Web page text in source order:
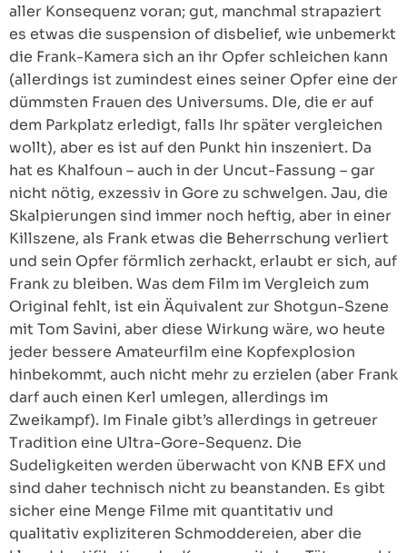
aller Konsequenz voran; gut, manchmal strapaziert
es etwas die suspension of disbelief, wie unbemerkt
die Frank-Kamera sich an ihr Opfer schleichen kann
(allerdings ist zumindest eines seiner Opfer eine der
dümmsten Frauen des Universums. DIe, die er auf
dem Parkplatz erledigt, falls Ihr später vergleichen
wollt), aber es ist auf den Punkt hin inszeniert. Da
hat es Khalfoun – auch in der Uncut-Fassung – gar
nicht nötig, exzessiv in Gore zu schwelgen. Jau, die
Skalpierungen sind immer noch heftig, aber in einer
Killszene, als Frank etwas die Beherrschung verliert
und sein Opfer förmlich zerhackt, erlaubt er sich, auf
Frank zu bleiben. Was dem Film im Vergleich zum
Original fehlt, ist ein Äquivalent zur Shotgun-Szene
mit Tom Savini, aber diese Wirkung wäre, wo heute
jeder bessere Amateurfilm eine Kopfexplosion
hinbekommt, auch nicht mehr zu erzielen (aber Frank
darf auch einen Kerl umlegen, allerdings im
Zweikampf). Im Finale gibt’s allerdings in getreuer
Tradition eine Ultra-Gore-Sequenz. Die
Sudeligkeiten werden überwacht von KNB EFX und
sind daher technisch nicht zu beanstanden. Es gibt
sicher eine Menge Filme mit quantitativ und
qualitativ expliziteren Schmoddereien, aber die